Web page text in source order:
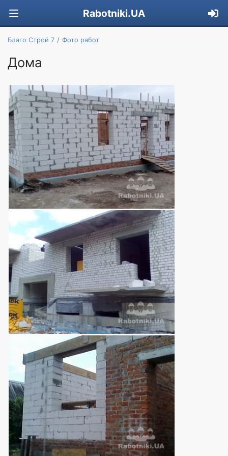
Rabotniki.UA
Благо Строй 7 Фото работ
Дома